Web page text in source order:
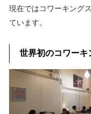
現在ではコワーキング
ています。
世界初のコワーキ